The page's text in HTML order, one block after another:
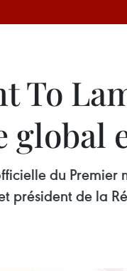
To
global
du
président de la